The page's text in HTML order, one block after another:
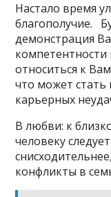
Настало время
благополучие.
демонстрация
относиться к
что может
карьерных
В любви: к
человеку
конфликты в